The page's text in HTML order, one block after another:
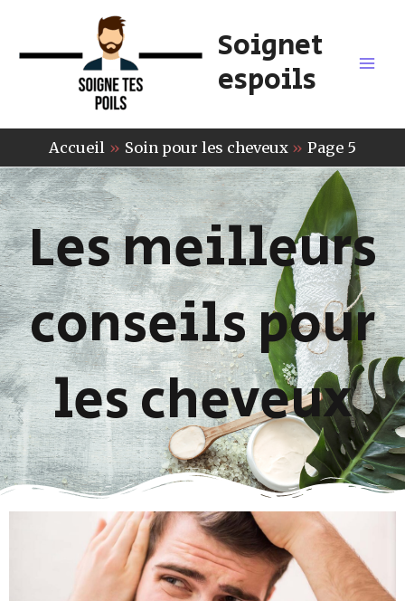
Soignet
espoils
Accueil Soin pour les cheveux Page 5
Les meilleurs
conseils pour
les cheveux